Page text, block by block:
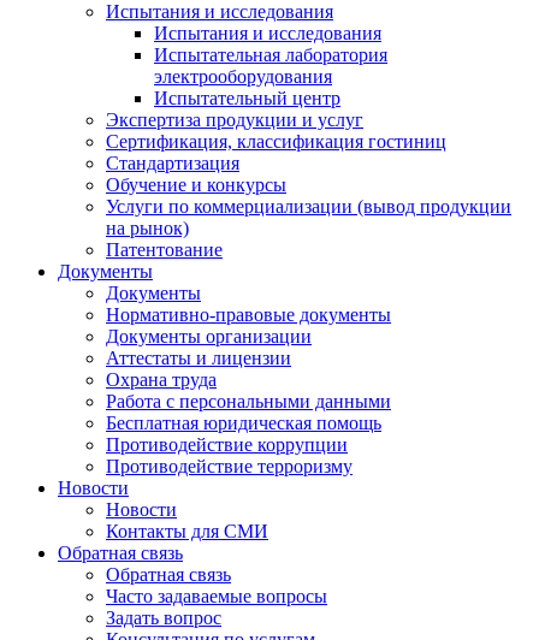
Испытания и исследования
Испытания и исследования
Испытательная лаборатория
электрооборудования
Испытательный центр
Экспертиза продукции и услуг
Сертификация, классификация гостиниц
Стандартизация
Обучение и конкурсы
Услуги по коммерциализации (вывод продукции
на рынок)
Патентование
Документы
Документы
Нормативно-правовые документы
Документы организации
Аттестаты и лицензии
Охрана труда
Работа с персональными данными
Бесплатная юридическая помощь
Противодействие коррупции
Противодействие терроризму
Новости
Новости
Контакты для СМИ
Обратная связь
Обратная связь
Часто задаваемые вопросы
Задать вопрос